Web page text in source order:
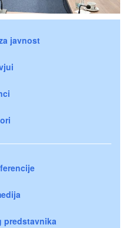
javnost
predstavnika